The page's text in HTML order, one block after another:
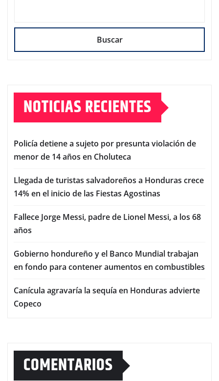
Buscar
NOTICIAS RECIENTES
Policía detiene a sujeto por presunta violación de
menor de 14 años en Choluteca
Llegada de turistas salvadoreños a Honduras crece
14% en el inicio de las Fiestas Agostinas
Fallece Jorge Messi, padre de Lionel Messi, a los 68
años
Gobierno hondureño y el Banco Mundial trabajan
en fondo para contener aumentos en combustibles
Canícula agravaría la sequía en Honduras advierte
Copeco
COMENTARIOS